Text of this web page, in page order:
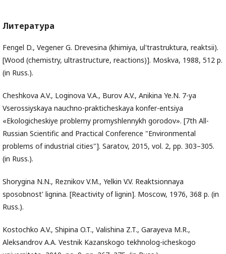
Литература
Fengel D., Vegener G. Drevesina (khimiya, ul'trastruktura, reaktsii).
[Wood (chemistry, ultrastructure, reactions)]. Moskva, 1988, 512 p.
(in Russ.).
Cheshkova A.V., Loginova V.A., Burov A.V., Anikina Ye.N. 7-ya
Vserossiyskaya nauchno-prakticheskaya konfer-entsiya
«Ekologicheskiye problemy promyshlennykh gorodov». [7th All-
Russian Scientific and Practical Conference "Environmental
problems of industrial cities"]. Saratov, 2015, vol. 2, pp. 303–305.
(in Russ.).
Shorygina N.N., Reznikov V.M., Yelkin V.V. Reaktsionnaya
sposobnost' lignina. [Reactivity of lignin]. Moscow, 1976, 368 p. (in
Russ.).
Kostochko A.V., Shipina O.T., Valishina Z.T., Garayeva M.R.,
Aleksandrov A.A. Vestnik Kazanskogo tekhnolog-icheskogo